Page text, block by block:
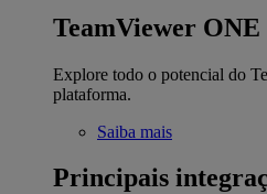
TeamViewer ONE
Explore todo o potencial do
plataforma.
Saiba mais
Principais